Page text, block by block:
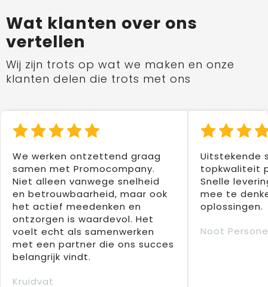
Wat klanten over ons
vertellen
Wij zijn trots op wat we maken en onze
klanten delen die trots met ons
We werken ontzettend graag
samen met Promocompany.
Niet alleen vanwege snelheid
en betrouwbaarheid, maar ook
het actief meedenken en
ontzorgen is waardevol. Het
voelt echt als samenwerken
met een partner die ons succes
belangrijk vindt.
Kruidvat
Uitstekende
topkwaliteit
Snelle
mee te
oplossingen.
Noot